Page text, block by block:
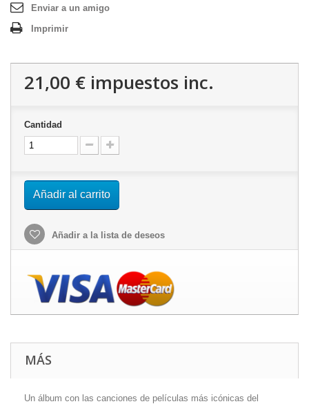
Enviar a un amigo
Imprimir
21,00 € impuestos inc.
Cantidad
Añadir al carrito
Añadir a la lista de deseos
MÁS
Un álbum con las canciones de películas más icónicas del